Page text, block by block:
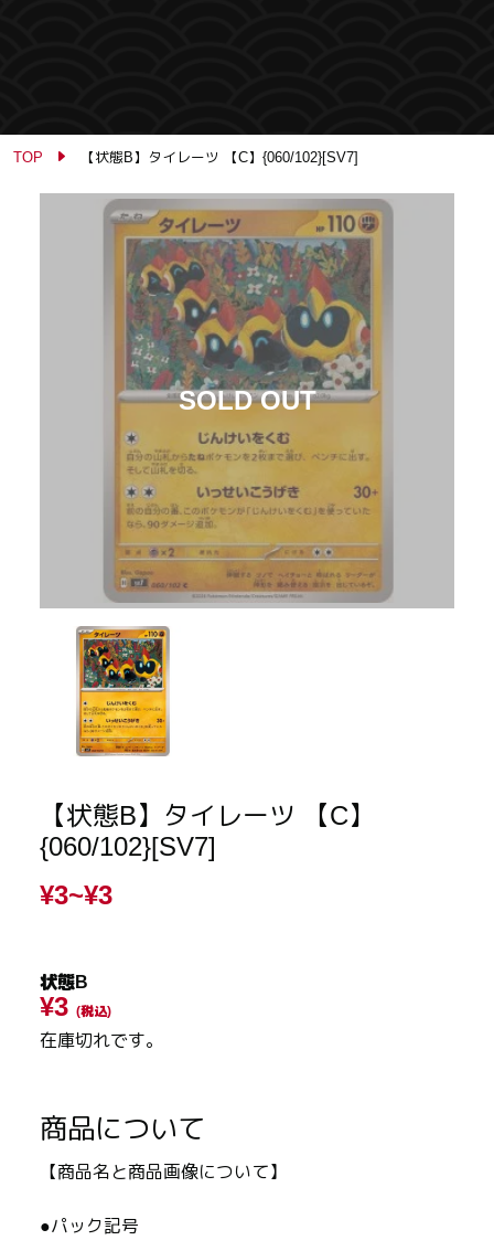
TOP 【状態B】タイレーツ 【C】{060/102}[SV7]
【状態B】タイレーツ 【C】
{060/102}[SV7]
¥3~¥3
状態B
¥3 (税込)
在庫切れです。
商品について
【商品名と商品画像について】
●パック記号